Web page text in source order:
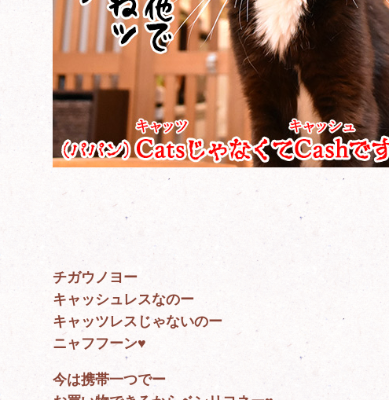
チガウノヨー
キャッシュレスなのー
キャッツレスじゃないのー
ニャフフーン♥
今は携帯一つでー